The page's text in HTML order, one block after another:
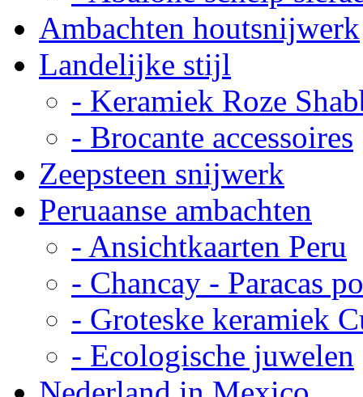
Ambachten houtsnijwerk
Landelijke stijl
- Keramiek Roze
- Brocante accessoires
Zeepsteen snijwerk
Peruaanse ambachten
- Ansichtkaarten Peru
- Chancay - Paracas
- Groteske keramiek
- Ecologische juwelen